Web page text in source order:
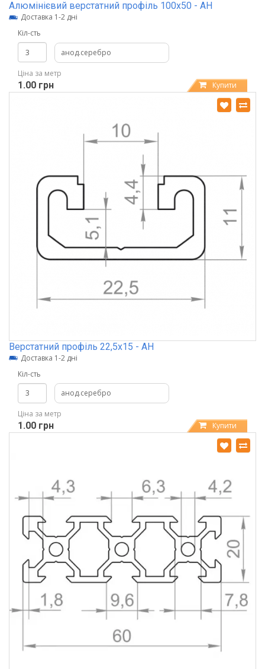
Алюмінієвий верстатний профіль 100х50 - АН
Доставка 1-2 дні
Кіл-сть
анод.серебро
Ціна за метр
1.00 грн Купити
Верстатний профіль 22,5х15 - АН
Доставка 1-2 дні
Кіл-сть
анод.серебро
Ціна за метр
1.00 грн Купити